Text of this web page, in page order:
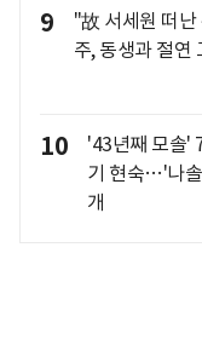
9
"故 서세원 떠
주, 동생과 절연
10
'43년째 모솔'
기 현숙…'나
개